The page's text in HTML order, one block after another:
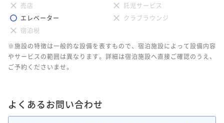
売店
託児サービス
エレベーター
クラブラウンジ
宿泊税
※施設の特徴は一般的な設備を表すもので、宿泊施設によって設備内容
やサービスの範囲は異なります。詳細は宿泊施設へ直接ご確認のうえ、
ご予約くださいませ。
よくあるお問い合わせ